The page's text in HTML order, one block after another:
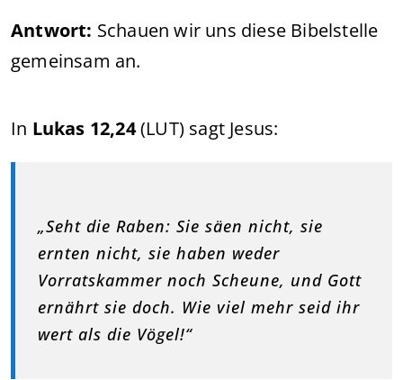
Antwort: Schauen wir uns diese Bibelstelle
gemeinsam an.
In Lukas 12,24(LUT) sagt Jesus:
„Seht die Raben: Sie säen nicht, sie
ernten nicht, sie haben weder
Vorratskammer noch Scheune, und Gott
ernährt sie doch. Wie viel mehr seid ihr
wert als die Vögel!“